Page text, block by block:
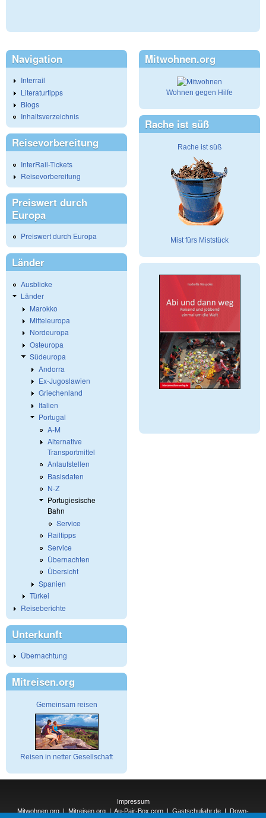
Navigation
Interrail
Literaturtipps
Blogs
Inhaltsverzeichnis
Reisevorbereitung
InterRail-Tickets
Reisevorbereitung
Preiswert durch
Europa
Preiswert durch Europa
Länder
Ausblicke
Länder
Marokko
Mitteleuropa
Nordeuropa
Osteuropa
Südeuropa
Andorra
Ex-Jugoslawien
Griechenland
Italien
Portugal
A-M
Alternative
Transportmittel
Anlaufstellen
Basisdaten
N-Z
Portugiesische
Bahn
Service
Railtipps
Service
Übernachten
Übersicht
Spanien
Türkei
Reiseberichte
Unterkunft
Übernachtung
Mitreisen.org
Gemeinsam reisen
Reisen in netter Gesellschaft
Mitwohnen.org
Wohnen gegen Hilfe
Rache ist süß
Rache ist süß
Mist fürs Miststück
Impressum
Mitwohnen.org
Mitreisen.org Au-Pair-Box.com Gastschuljahr.de
Down-